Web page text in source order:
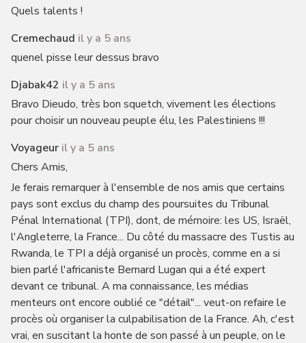
Quels talents !
Cremechaud il y a 5 ans
quenel pisse leur dessus bravo
Djabak42 il y a 5 ans
Bravo Dieudo, très bon squetch, vivement les élections
pour choisir un nouveau peuple élu, les Palestiniens !!!
Voyageur il y a 5 ans
Chers Amis,
Je ferais remarquer à l'ensemble de nos amis que certains
pays sont exclus du champ des poursuites du Tribunal
Pénal International (TPI), dont, de mémoire: les US, Israël,
l'Angleterre, la France... Du côté du massacre des Tustis au
Rwanda, le TPI a déjà organisé un procès, comme en a si
bien parlé l'africaniste Bernard Lugan qui a été expert
devant ce tribunal. A ma connaissance, les médias
menteurs ont encore oublié ce "détail"... veut-on refaire le
procès où organiser la culpabilisation de la France. Ah, c'est
vrai, en suscitant la honte de son passé à un peuple, on le